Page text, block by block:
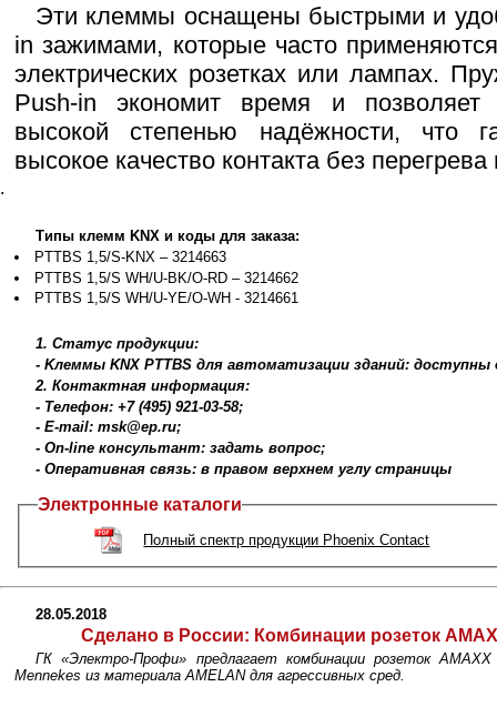
Эти клеммы оснащены быстрыми и
in зажимами, которые часто
электрических розетках или лампах.
Push-in экономит время и позволяет
высокой степенью надёжности, что
высокое качество контакта без
.
Типы клемм KNX и коды для заказа:
PTTBS 1,5/S-KNX – 3214663
PTTBS 1,5/S WH/U-BK/O-RD – 3214662
PTTBS 1,5/S WH/U-YE/O-WH - 3214661
1. Статус продукции:
- Kлеммы KNX PTTBS для автоматизации зданий: доступны
2. Контактная информация:
- Телефон: +7 (495) 921-03-58;
- E-mail: msk@ep.ru;
- On-line консультант: задать вопрос;
- Оперативная связь: в правом верхнем углу страницы
Электронные каталоги
Полный спектр продукции Phoenix Contact
28.05.2018
Сделано в России: Комбинации розеток
ГК «Электро-Профи» предлагает комбинации розеток
Mennekes из материала AMELAN для агрессивных сред.